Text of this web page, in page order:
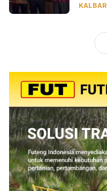
KALBAR